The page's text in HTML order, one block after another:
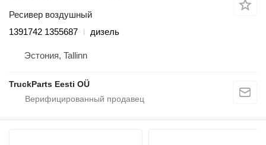
Ресивер воздушный
1391742 1355687
дизель
Эстония, Tallinn
TruckParts Eesti OÜ